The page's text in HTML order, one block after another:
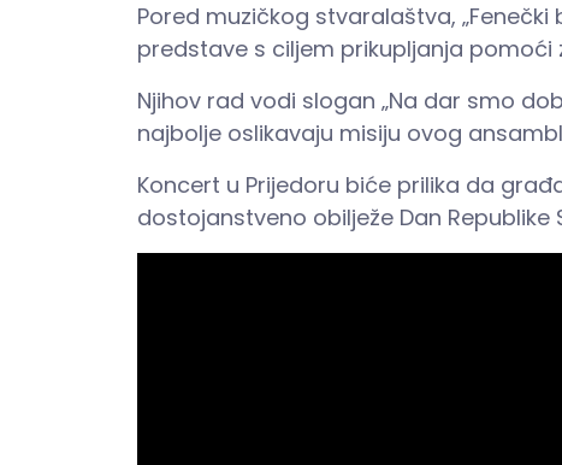
Pored muzičkog stvaralaštva,
predstave s ciljem prikupljanja pomoći
Njihov rad vodi slogan „Na dar smo
najbolje oslikavaju misiju ovog
Koncert u Prijedoru biće prilika da
dostojanstveno obilježe Dan Republike